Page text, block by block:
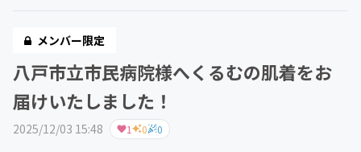
メンバー限定
八戸市立市民病院様へくるむの肌着をお
届けいたしました！
2025/12/03 15:48 1 0 0